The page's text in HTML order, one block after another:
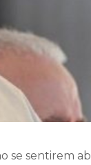
se sentirem